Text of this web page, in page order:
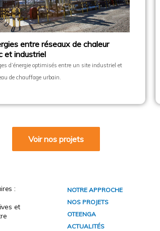
entre réseaux de chaleur
et industriel
d’énergie optimisés entre un site industriel et
de chauffage urbain.
Voir nos projets
:
et
NOTRE APPROCHE
NOS PROJETS
OTEENGA
ACTUALITÉS